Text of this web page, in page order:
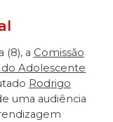
(8), a Comissão
do Adolescente
Rodrigo
uma audiência